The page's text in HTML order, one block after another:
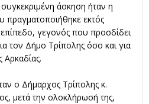
συγκεκριμένη άσκηση ήταν η
πραγματοποιήθηκε εκτός
γεγονός που προσδίδει
τον Δήμο Τρίπολης όσο και για
Αρκαδίας.
ο Δήμαρχος Τρίπολης κ.
μετά την ολοκλήρωσή της,